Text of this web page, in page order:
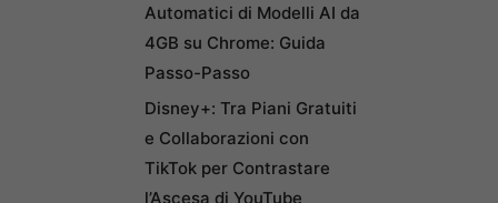
Automatici di Modelli AI da
4GB su Chrome: Guida
Passo-Passo
Disney+: Tra Piani Gratuiti
e Collaborazioni con
TikTok per Contrastare
l’Ascesa di YouTube